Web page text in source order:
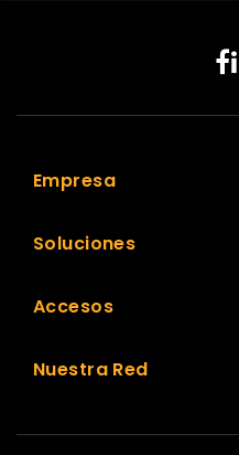
Empresa
Soluciones
Accesos
Nuestra Red